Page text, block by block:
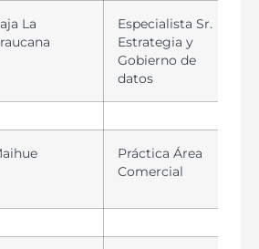
La
Especialista Sr.
Estrategia y
Gobierno de
datos
Práctica Área
Comercial